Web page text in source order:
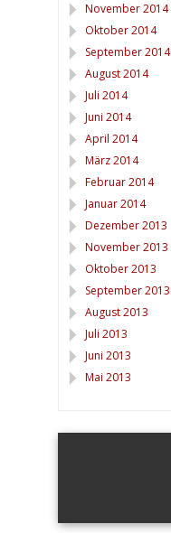
November 2014
Oktober 2014
September 2014
August 2014
Juli 2014
Juni 2014
April 2014
März 2014
Februar 2014
Januar 2014
Dezember 2013
November 2013
Oktober 2013
September 2013
August 2013
Juli 2013
Juni 2013
Mai 2013